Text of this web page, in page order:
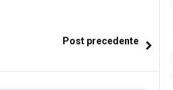
Post precedente